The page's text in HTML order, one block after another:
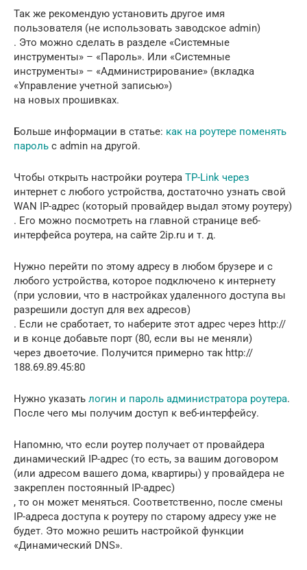
Так же рекомендую установить другое имя
пользователя (не использовать заводское admin)
. Это можно сделать в разделе «Системные
инструменты» – «Пароль». Или «Системные
инструменты» – «Администрирование» (вкладка
«Управление учетной записью»)
на новых прошивках.
Больше информации в статье: как на роутере поменять
пароль с admin на другой.
Чтобы открыть настройки роутера TP-Link через
интернет с любого устройства, достаточно узнать свой
WAN IP-адрес (который провайдер выдал этому роутеру)
. Его можно посмотреть на главной странице веб-
интерфейса роутера, на сайте 2ip.ru и т. д.
Нужно перейти по этому адресу в любом брузере и с
любого устройства, которое подключено к интернету
(при условии, что в настройках удаленного доступа вы
разрешили доступ для вех адресов)
. Если не сработает, то наберите этот адрес через http://
и в конце добавьте порт (80, если вы не меняли)
через двоеточие. Получится примерно так http://
188.69.89.45:80
Нужно указать логин и пароль администратора роутера.
После чего мы получим доступ к веб-интерфейсу.
Напомню, что если роутер получает от провайдера
динамический IP-адрес (то есть, за вашим договором
(или адресом вашего дома, квартиры) у провайдера не
закреплен постоянный IP-адрес)
, то он может меняться. Соответственно, после смены
IP-адреса доступа к роутеру по старому адресу уже не
будет. Это можно решить настройкой функции
«Динамический DNS».